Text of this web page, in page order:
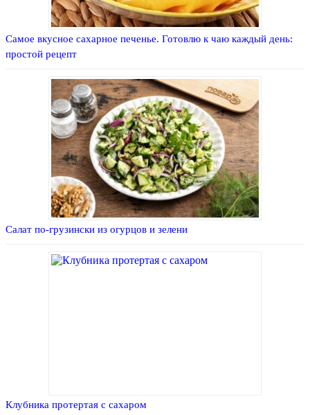
Самое вкусное сахарное печенье. Готовлю к чаю каждый день:
простой рецепт
Салат по-грузински из огурцов и зелени
Клубника протертая с сахаром